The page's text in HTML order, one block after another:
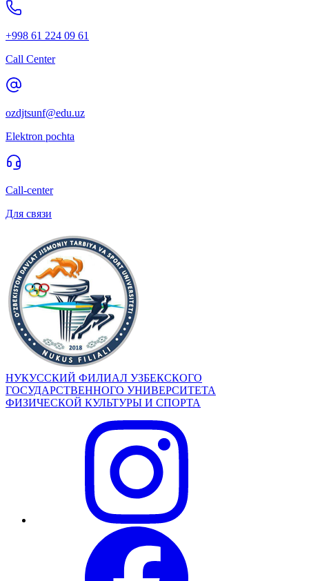
+998 61 224 09 61
Call Center
ozdjtsunf@edu.uz
Elektron pochta
Call-center
Для связи
НУКУССКИЙ ФИЛИАЛ УЗБЕКСКОГО
ГОСУДАРСТВЕННОГО УНИВЕРСИТЕТА
ФИЗИЧЕСКОЙ КУЛЬТУРЫ И СПОРТА